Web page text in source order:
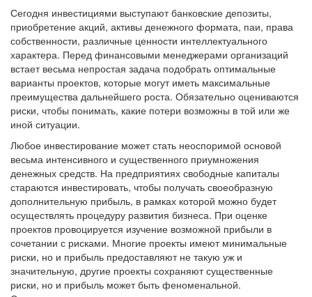
Сегодня инвестициями выступают банковские депозиты,
приобретение акций, активы денежного формата, паи, права
собственности, различные ценности интеллектуального
характера. Перед финансовыми менеджерами организаций
встает весьма непростая задача подобрать оптимальные
варианты проектов, которые могут иметь максимальные
преимущества дальнейшего роста. Обязательно оцениваются
риски, чтобы понимать, какие потери возможны в той или же
иной ситуации.
Любое инвестирование может стать неоспоримой основой
весьма интенсивного и существенного приумножения
денежных средств. На предприятиях свободные капиталы
стараются инвестировать, чтобы получать своеобразную
дополнительную прибыль, в рамках которой можно будет
осуществлять процедуру развития бизнеса. При оценке
проектов провоцируется изучение возможной прибыли в
сочетании с рисками. Многие проекты имеют минимальные
риски, но и прибыль предоставляют не такую уж и
значительную, другие проекты сохраняют существенные
риски, но и прибыль может быть феноменальной.